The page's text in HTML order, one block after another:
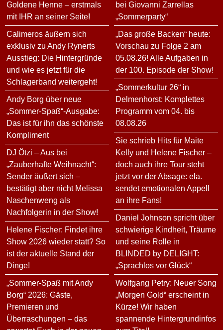
Goldene Henne – erstmals
mit IHR an seiner Seite!
Calimeros äußern sich
exklusiv zu Andy Rynerts
Ausstieg: Die Hintergründe
und wie es jetzt für die
Schlagerband weitergeht!
Andy Borg über neue
„Sommer-Spaß“-Ausgabe:
Das ist für ihn das schönste
Kompliment
DJ Ötzi – Aus bei
„Zauberhafte Weihnacht“:
Sender äußert sich –
bestätigt aber nicht Melissa
Naschenweng als
Nachfolgerin in der Show!
Helene Fischer: Findet ihre
Show 2026 wieder statt? So
ist der aktuelle Stand der
Dinge!
„Sommer-Spaß mit Andy
Borg“ 2026: Gäste,
Premieren und
Überraschungen – das
bei Giovanni Zarrellas
„Sommerparty“
„Das große Backen“ heute:
Vorschau zu Folge 2 am
05.08.26! Alle Aufgaben in
der 100. Episode der Show!
„Sommerkultur 26“ in
Delmenhorst: Komplettes
Programm vom 04. bis
08.08.26
Sie schrieb Hits für Maite
Kelly und Helene Fischer –
doch auch ihre Tour steht
jetzt vor der Absage: ela.
sendet emotionalen Appell
an ihre Fans!
Daniel Johnson spricht über
schwierige Kindheit, Träume
und seine Rolle in
BLINDED by DELIGHT:
„Sprachlos vor Glück“
Wolfgang Petry: Neuer Song
„Morgen Gold“ erscheint in
Kürze! Wir haben
spannende Hintergrundinfos